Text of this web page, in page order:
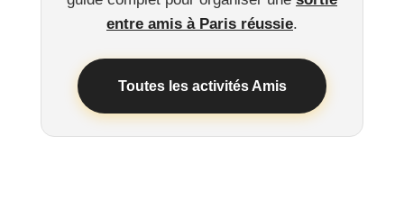
entre amis à Paris réussie.
Toutes les activités Amis